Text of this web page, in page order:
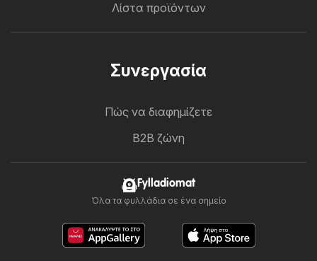
Λίστα προϊόντων
Συνεργασία
Πώς να διαφημίζετε
B2B ζώνη
Fylladiomat
Όλα τα φυλλάδια σε ένα σημείο